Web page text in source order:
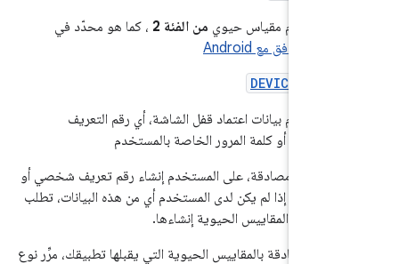
باستخدام مقياس حيويمن الفئة 2
، كما هو محدّد في
بيانات اعتماد قفل الشاشة، أي رقم التعريف
النقش أو كلمة المرور الخاصة بالمستخدم
أداة مصادقة، على المستخدم إنشاء رقم تعريف شخصي أو
مرور. إذا لم يكن لدى المستخدم أي من هذه البيانات، تطلب
تسجيل المقاييس الحيوية إنشاءها.
المصادقة بالمقاييس الحيوية التي يقبلها تطبيقك، مرِّر نوع